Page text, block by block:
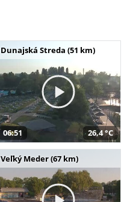
Dunajská Streda (51 km)
06:51 26,4 °C
Veľký Meder (67 km)